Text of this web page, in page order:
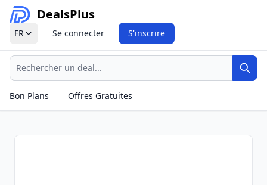
DealsPlus
FR Se connecter S'inscrire
Recherche
Bon Plans
Offres Gratuites